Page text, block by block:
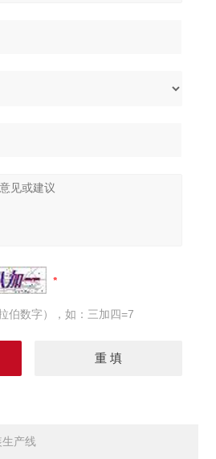
伯数字），如：三加四=7
生产线